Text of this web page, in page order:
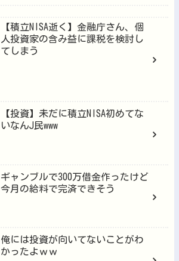
【積立NISA逝く】金融庁さん、個
人投資家の含み益に課税を検討し
てしまう
【投資】未だに積立NISA初めてな
いなんJ民www
ギャンブルで300万借金作ったけど
今月の給料で完済できそう
俺には投資が向いてないことがわ
かったよｗｗ